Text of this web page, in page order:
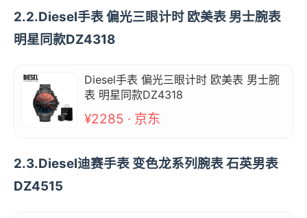
2.2.Diesel手表 偏光三眼计时 欧美表 男士腕表
明星同款DZ4318
Diesel手表 偏光三眼计时 欧美表 男士腕
表 明星同款DZ4318
¥2285 · 京东
2.3.Diesel迪赛手表 变色龙系列腕表 石英男表
DZ4515